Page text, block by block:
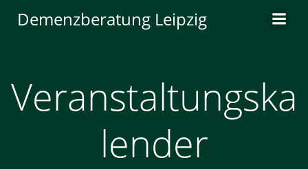
Inhalt
Demenzberatung Leipzig
Veranstaltungska
lender